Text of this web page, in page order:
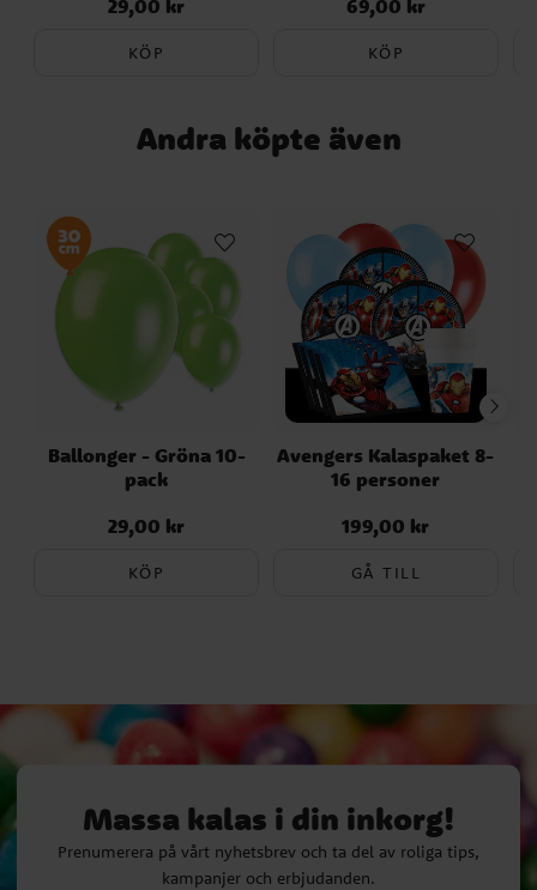
Pris:29,00 kr
29,00 kr
KÖP
Pris:69,00 kr
69,00 kr
KÖP
Andra köpte även
Ballonger - Gröna 10-
pack
Pris:29,00 kr
29,00 kr
KÖP
Avengers Kalaspaket 8-
16 personer
Pris:199,00 kr
199,00 kr
GÅ TILL
Massa kalas i din inkorg!
Prenumerera på vårt nyhetsbrev och ta del av roliga tips,
kampanjer och erbjudanden.